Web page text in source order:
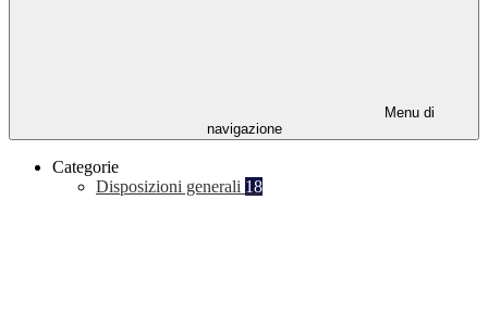
Menu di
navigazione
Categorie
Disposizioni generali 18